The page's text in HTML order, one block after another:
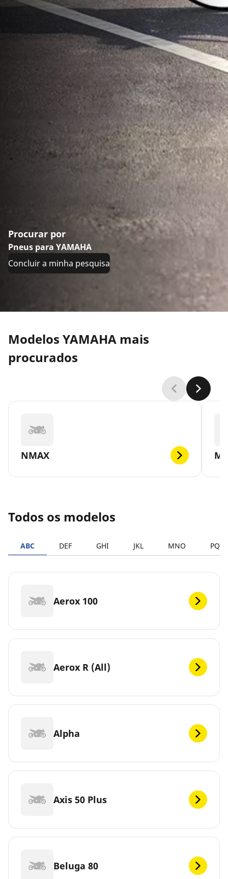
Procurar por
Pneus para YAMAHA
Concluir a minha pesquisa
Modelos YAMAHA mais
procurados
NMAX
Todos os modelos
ABC DEF GHI JKL MNO PQRS
Aerox 100
Aerox R (All)
Alpha
Axis 50 Plus
Beluga 80